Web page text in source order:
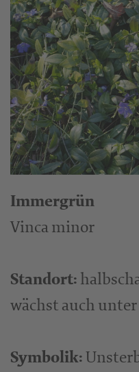
Immergrün
Vinca minor
Standort:
wächst auch
Symbolik: